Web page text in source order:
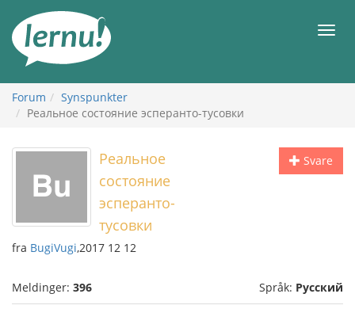
innholdet
Meny
Forum
Synspunkter
Реальное состояние эсперанто-тусовки
Svare
Реальное
состояние
эсперанто-
тусовки
fra BugiVugi,2017 12 12
Meldinger: 396 Språk: Русский